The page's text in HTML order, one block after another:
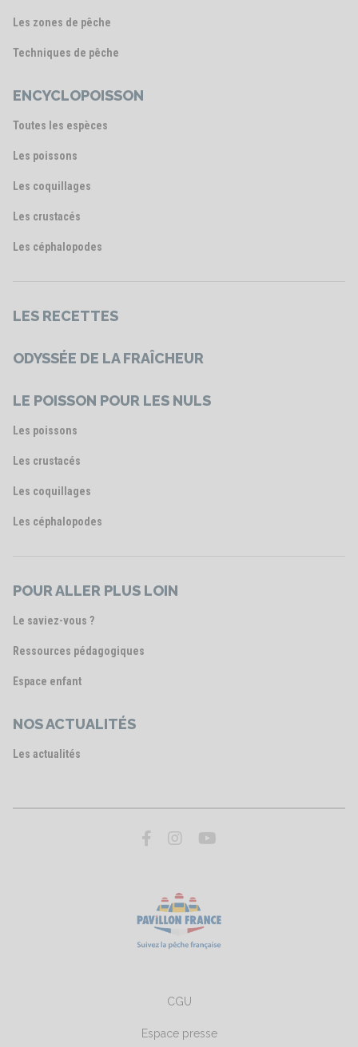
Les zones de pêche
Techniques de pêche
ENCYCLOPOISSON
Toutes les espèces
Les poissons
Les coquillages
Les crustacés
Les céphalopodes
LES RECETTES
ODYSSÉE DE LA FRAÎCHEUR
LE POISSON POUR LES NULS
Les poissons
Les crustacés
Les coquillages
Les céphalopodes
POUR ALLER PLUS LOIN
Le saviez-vous ?
Ressources pédagogiques
Espace enfant
NOS ACTUALITÉS
Les actualités
CGU
Espace presse